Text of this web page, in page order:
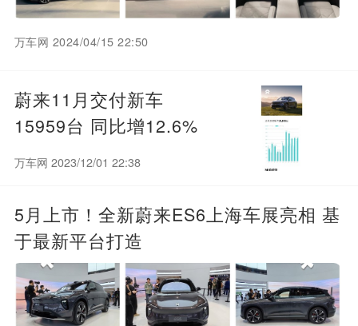
万车网 2024/04/15 22:50
蔚来11月交付新车
15959台 同比增12.6%
万车网 2023/12/01 22:38
5月上市！全新蔚来ES6上海车展亮相 基
于最新平台打造